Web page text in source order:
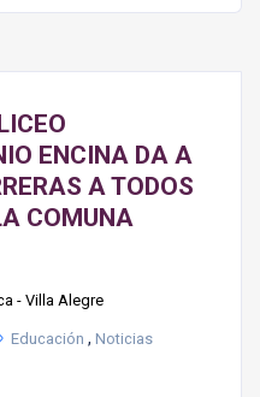
TURISMO
MEDIO AMBIENTE
ENCINA DA A
A TODOS
COMUNA
- Villa Alegre
Educación , Noticias